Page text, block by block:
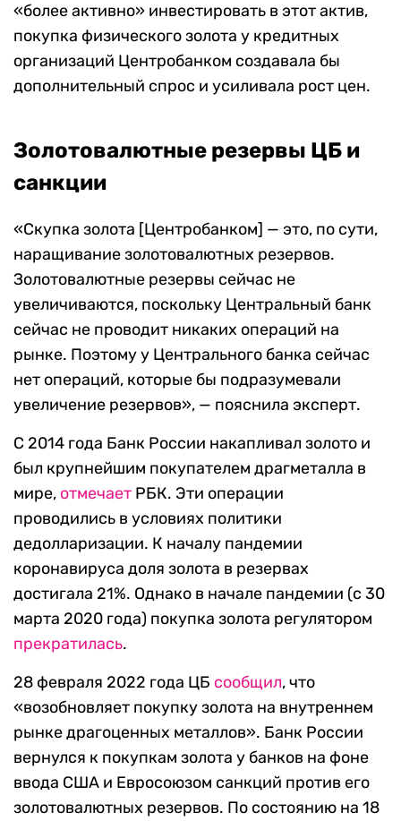
«более активно» инвестировать в этот актив,
покупка физического золота у кредитных
организаций Центробанком создавала бы
дополнительный спрос и усиливала рост цен.
Золотовалютные резервы ЦБ и
санкции
«Скупка золота [Центробанком] — это, по сути,
наращивание золотовалютных резервов.
Золотовалютные резервы сейчас не
увеличиваются, поскольку Центральный банк
сейчас не проводит никаких операций на
рынке. Поэтому у Центрального банка сейчас
нет операций, которые бы подразумевали
увеличение резервов», — пояснила эксперт.
C 2014 года Банк России накапливал золото и
был крупнейшим покупателем драгметалла в
мире, отмечает РБК. Эти операции
проводились в условиях политики
дедолларизации. К началу пандемии
коронавируса доля золота в резервах
достигала 21%. Однако в начале пандемии (с 30
марта 2020 года) покупка золота регулятором
прекратилась.
28 февраля 2022 года ЦБ сообщил, что
«возобновляет покупку золота на внутреннем
рынке драгоценных металлов». Банк России
вернулся к покупкам золота у банков на фоне
ввода США и Евросоюзом санкций против его
золотовалютных резервов. По состоянию на 18